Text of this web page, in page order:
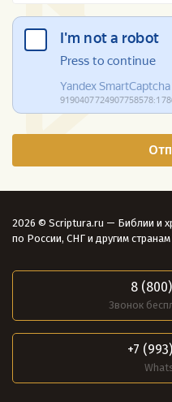
2026 © Scriptura.ru — Библии и
по России, СНГ и другим
8
Звонок
+7